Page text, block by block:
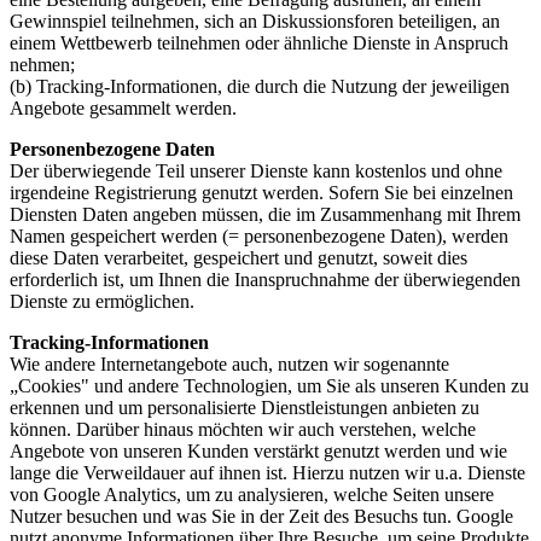
Gewinnspiel teilnehmen, sich an Diskussionsforen beteiligen, an
einem Wettbewerb teilnehmen oder ähnliche Dienste in Anspruch
nehmen;
(b) Tracking-Informationen, die durch die Nutzung der jeweiligen
Angebote gesammelt werden.
Personenbezogene Daten
Der überwiegende Teil unserer Dienste kann kostenlos und ohne
irgendeine Registrierung genutzt werden. Sofern Sie bei einzelnen
Diensten Daten angeben müssen, die im Zusammenhang mit Ihrem
Namen gespeichert werden (= personenbezogene Daten), werden
diese Daten verarbeitet, gespeichert und genutzt, soweit dies
erforderlich ist, um Ihnen die Inanspruchnahme der überwiegenden
Dienste zu ermöglichen.
Tracking-Informationen
Wie andere Internetangebote auch, nutzen wir sogenannte
„Cookies" und andere Technologien, um Sie als unseren Kunden zu
erkennen und um personalisierte Dienstleistungen anbieten zu
können. Darüber hinaus möchten wir auch verstehen, welche
Angebote von unseren Kunden verstärkt genutzt werden und wie
lange die Verweildauer auf ihnen ist. Hierzu nutzen wir u.a. Dienste
von Google Analytics, um zu analysieren, welche Seiten unsere
Nutzer besuchen und was Sie in der Zeit des Besuchs tun. Google